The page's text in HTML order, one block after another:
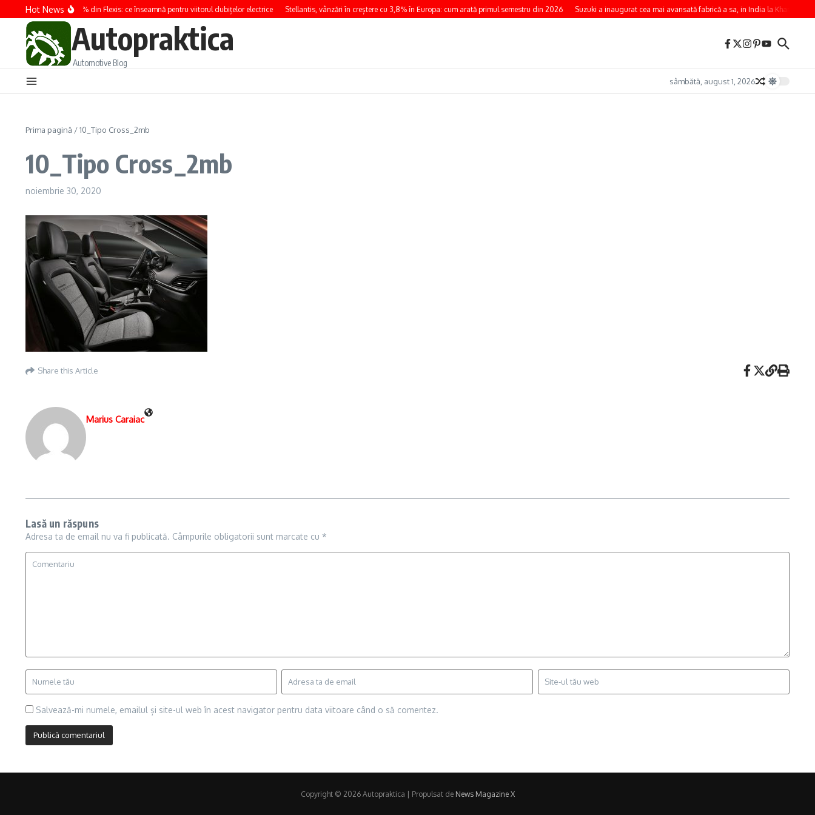
Sari la conținut
Hot News
Renault preia 100% din Flexis: ce înseamnă pentru viitorul dubițelor electrice Stellantis, vânzări în creștere cu 3,8% în Europa: cum arată primul semestru din 2026 Suzuki a inaugurat cea mai avansată fabrică a sa, in India la Kharkhoda
Autopraktica
Automotive Blog
sâmbătă, august 1, 2026
Prima pagină /10_Tipo Cross_2mb
10_Tipo Cross_2mb
noiembrie 30, 2020
Share this Article
Marius Caraiac
Lasă un răspuns
Adresa ta de email nu va fi publicată. Câmpurile obligatorii sunt marcate cu *
Salvează-mi numele, emailul și site-ul web în acest navigator pentru data viitoare când o să comentez.
Copyright © 2026 Autopraktica | Propulsat de News Magazine X